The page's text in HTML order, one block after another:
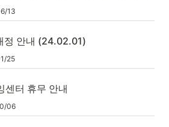
13
정 안내 (24.02.01)
25
센터 휴무 안내
06